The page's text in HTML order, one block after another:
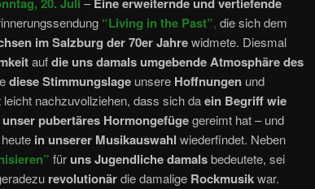
“Living in the Past”, die sich dem
im Salzburg der 70er Jahrewidmete. Diesmal
aufdie uns damals umgebende Atmosphäredes
diese Stimmungslage unsere Hoffnungen und
nachzuvollziehen, dass sich daein Begriff wie
unser pubertäres Hormongefügegereimt hat – und
in unserer Musikauswahl wiederfindet. Neben
für uns Jugendliche damalsbedeutete, sei
revolutionärdie damalige Rockmusikwar.